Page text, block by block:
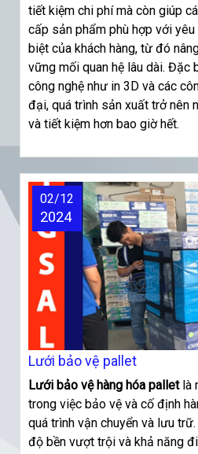
tiết kiệm chi phí mà còn giúp
cấp sản phẩm phù hợp với
biệt của khách hàng, từ đó
vững mối quan hệ lâu dài. Đặc
công nghệ như in 3D và các
đại, quá trình sản xuất trở nên
và tiết kiệm hơn bao giờ hết.
Lưới bảo vệ pallet
02/12
2024
Lưới bảo vệ hàng hóa palletlà
trong việc bảo vệ và cố định
quá trình vận chuyển và lưu
độ bền vượt trội và khả năng